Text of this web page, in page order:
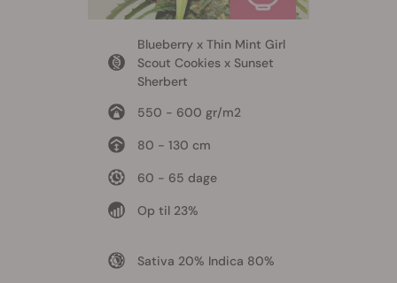
Blueberry x Thin Mint Girl
Scout Cookies x Sunset
Sherbert
550 - 600 gr/m2
80 - 130 cm
60 - 65 dage
Op til 23%
Sativa 20% Indica 80%